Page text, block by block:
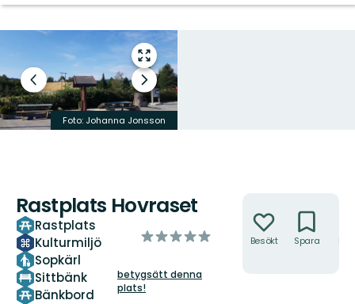
Gå
till
helskärmsläge
Föregående
bild
Nästa
bildspel
Foto: Johanna Jonsson
Rastplats Hovraset
Rastplats
Kulturmiljö
Sopkärl
Sittbänk
Bänkbord
av
stjärnor
betygsätt denna
plats!
Besökt Spara